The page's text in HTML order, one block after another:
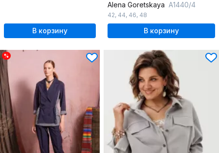
В корзину
Alena Goretskaya A1440/4
42, 44, 46, 48
В корзину
%